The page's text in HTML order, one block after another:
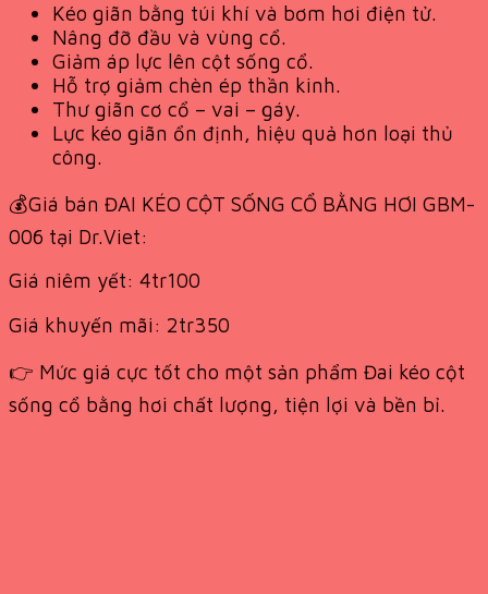
Kéo giãn bằng túi khí và bơm hơi điện tử.
Nâng đỡ đầu và vùng cổ.
Giảm áp lực lên cột sống cổ.
Hỗ trợ giảm chèn ép thần kinh.
Thư giãn cơ cổ – vai – gáy.
Lực kéo giãn ổn định, hiệu quả hơn loại thủ
công.
💰Giá bán ĐAI KÉO CỘT SỐNG CỔ BẰNG HƠI GBM-
006 tại Dr.Viet:
Giá niêm yết: 4tr100
Giá khuyến mãi: 2tr350
👉 Mức giá cực tốt cho một sản phẩm Đai kéo cột
sống cổ bằng hơi chất lượng, tiện lợi và bền bỉ.